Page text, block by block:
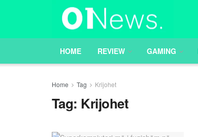
HOME REVIEW GAMING
Home Tag Krijohet
Tag: Krijohet